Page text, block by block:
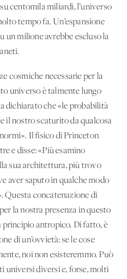
centomila miliardi, l’universo
tempo fa. Un’espansione
un milione avrebbe escluso la
cosmiche necessarie per la
universo è talmente lungo
dichiarato che «le probabilità
il nostro scaturito da qualcosa
Il fisico di Princeton
e disse: «Più esamino
sua architettura, più trovo
aver saputo in qualche modo
Questa concatenazione di
la nostra presenza in questo
principio antropico. Di fatto, è
di un’ovvietà: se le cose
noi non esisteremmo. Può
universi diversi e, forse, molti